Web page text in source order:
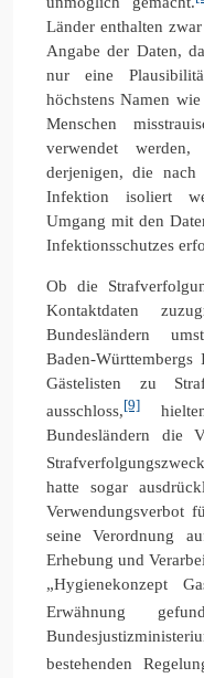
Länder enthalten
Angabe der Daten,
nur eine
höchstens Namen
Menschen
verwendet
derjenigen, die nach
Infektion isoliert
Umgang mit den
Infektionsschutzes
Ob die
Kontaktdaten
Bundesländern
Baden-
Gästelisten zu
ausschloss,[9]
Bundesländern die
hatte sogar
Verwendungsverbot
seine Verordnung
Erhebung und
„Hygienekonzept
Erwähnung
bestehenden